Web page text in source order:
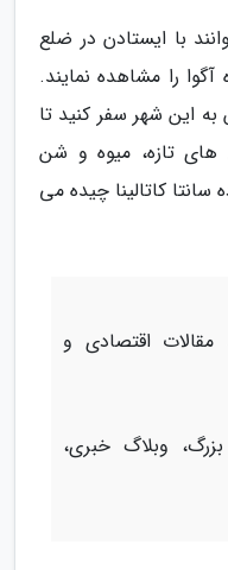
با ایستادن در ضلع
را مشاهده نمایند.
این شهر سفر کنید تا
های تازه، میوه و شن
سانتا کاتالینا چیده می
اقتصادی و
وبلاگ خبری،